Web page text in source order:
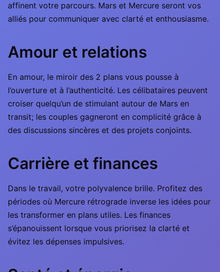
affinent votre parcours. Mars et Mercure seront vos
alliés pour communiquer avec clarté et enthousiasme.
Amour et relations
En amour, le miroir des 2 plans vous pousse à
l’ouverture et à l’authenticité. Les célibataires peuvent
croiser quelqu’un de stimulant autour de Mars en
transit; les couples gagneront en complicité grâce à
des discussions sincères et des projets conjoints.
Carrière et finances
Dans le travail, votre polyvalence brille. Profitez des
périodes où Mercure rétrograde inverse les idées pour
les transformer en plans utiles. Les finances
s’épanouissent lorsque vous priorisez la clarté et
évitez les dépenses impulsives.